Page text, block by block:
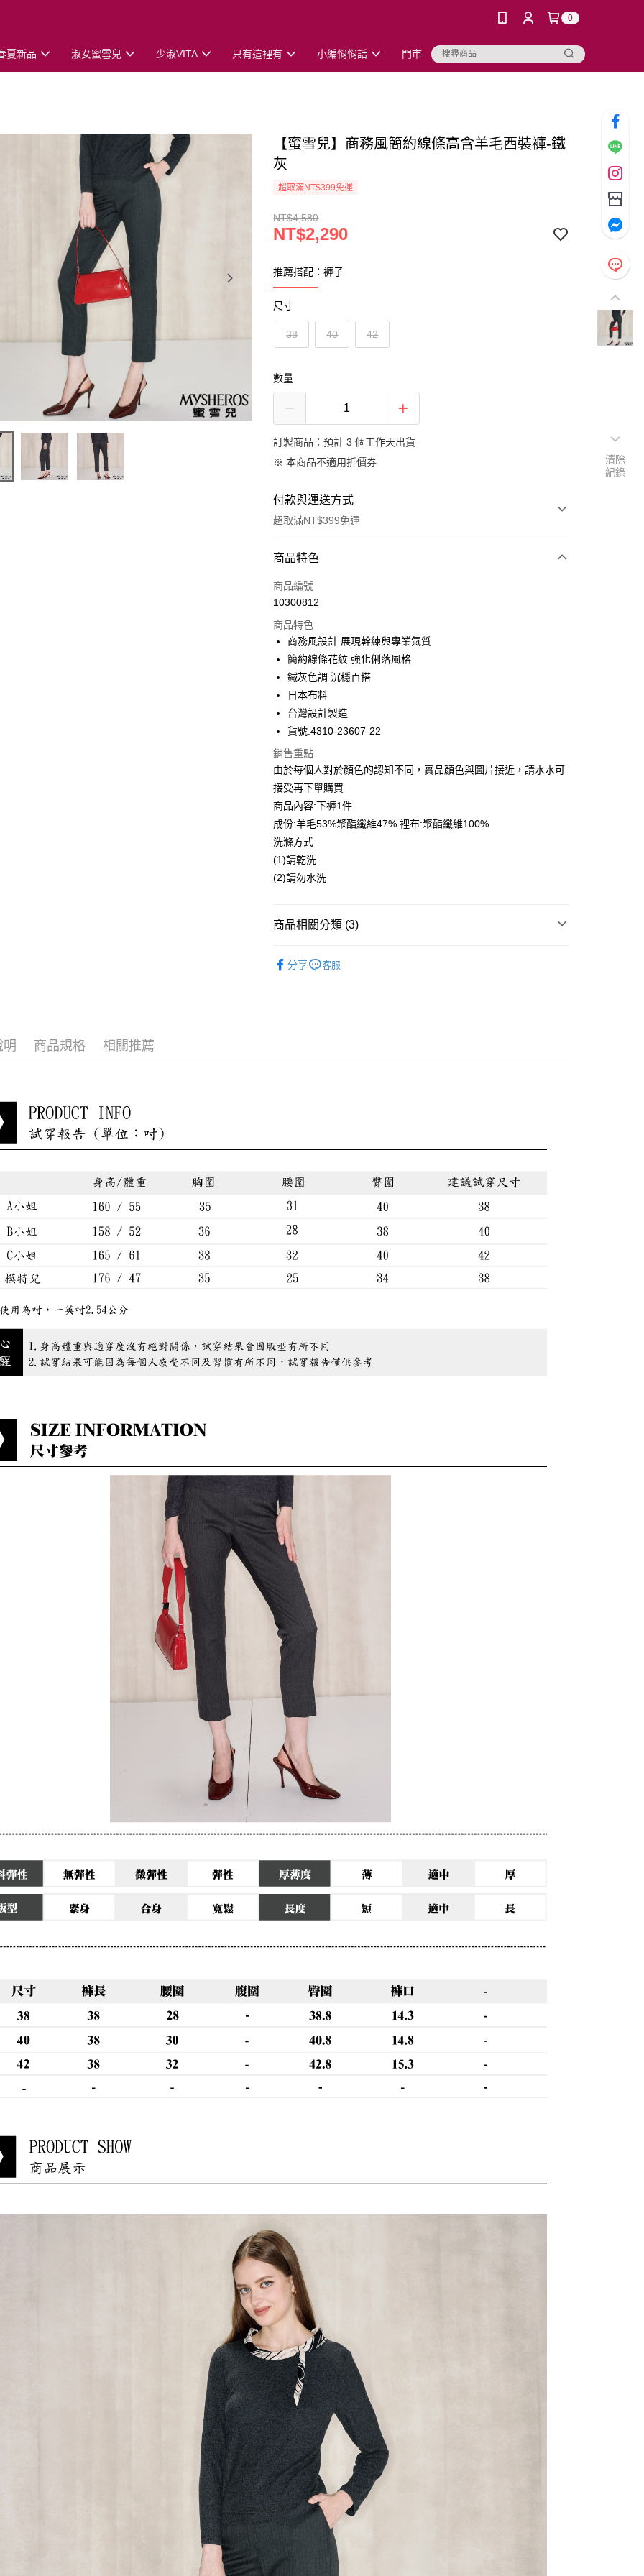
0
夏新品 淑女蜜雪兒 少淑VITA 只有這裡有 小編悄悄話 門市
【蜜雪兒】商務風簡約線條高含羊毛西裝褲-鐵
灰
超取滿NT$399免運
NT$4,580
NT$2,290
推薦搭配：褲子
尺寸
38 40 42
數量
訂製商品：預計 3 個工作天出貨
※ 本商品不適用折價券
付款與運送方式
超取滿NT$399免運
付款方式
信用卡一次付款
3 期 0 利率 每期 NT$763
合作金庫商業銀行
華南商業銀行
國泰世華商業銀行
臺灣中小企業銀行
匯豐（台灣）商業銀行
聯邦商業銀行
玉山商業銀行
星展（台灣）商業銀行
台新國際商業銀行
台灣樂天信用卡公司
LINE Pay
街口支付
全盈+PAY
ATM付款
貨到付款
運送方式
每筆NT$80，滿NT$888(含以上)免運費
商品特色
商品編號
10300812
商品特色
商務風設計 展現幹練與專業氣質
簡約線條花紋 強化俐落風格
鐵灰色調 沉穩百搭
日本布料
台灣設計製造
貨號:4310-23607-22
銷售重點
由於每個人對於顏色的認知不同，實品顏色與圖片接近，請水水可
接受再下單購買
商品內容:下褲1件
成份:羊毛53%聚酯纖維47% 裡布:聚酯纖維100%
洗滌方式
(1)請乾洗
(2)請勿水洗
商品相關分類 (3)
分享 客服
明 商品規格 相關推薦
清除
紀錄